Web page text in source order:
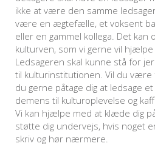
ikke at være den samme
være en ægtefælle, et voksent
eller en gammel kollega. Det kan
kulturven, som vi gerne vil
Ledsageren skal kunne stå for
til kulturinstitutionen. Vil du være
du gerne påtage dig at ledsage
demens til kulturoplevelse og
Vi kan hjælpe med at klæde dig
støtte dig undervejs, hvis noget
skriv og hør nærmere.